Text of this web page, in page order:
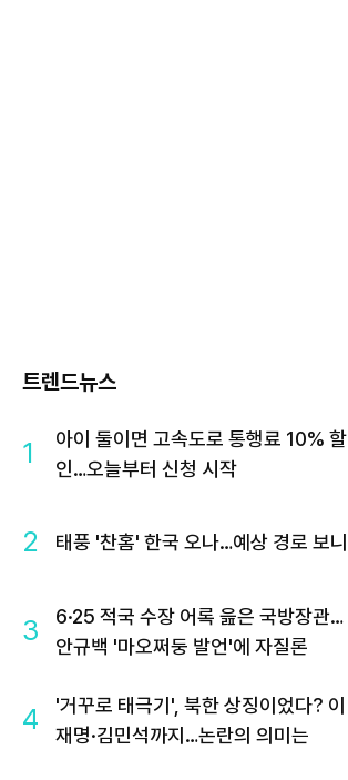
트렌드뉴스
1
아이 둘이면 고속도로 통행료 10% 할
인…오늘부터 신청 시작
2 태풍 '찬홈' 한국 오나…예상 경로 보니
3
6·25 적국 수장 어록 읊은 국방장관…
안규백 '마오쩌둥 발언'에 자질론
4
'거꾸로 태극기', 북한 상징이었다? 이
재명·김민석까지…논란의 의미는